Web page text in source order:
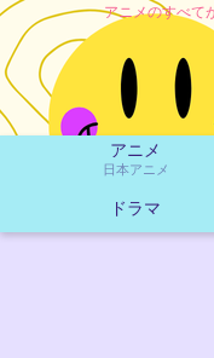
アニメのすべて
アニメ
日本アニメ
ドラマ